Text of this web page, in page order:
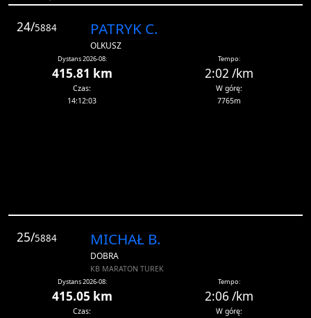
24/5884 PATRYK C.
OLKUSZ
Dystans 2026-08:
415.81 km
Tempo:
2:02 /km
Czas:
14:12:03
W górę:
7765m
25/5884 MICHAŁ B.
DOBRA
KB MARATON TUREK
Dystans 2026-08:
415.05 km
Tempo:
2:06 /km
Czas:
W górę: